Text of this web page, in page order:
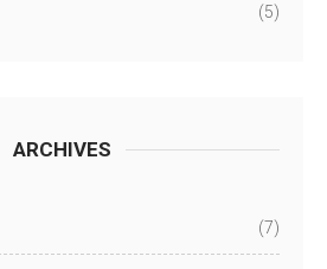
(5)
ARCHIVES
(7)